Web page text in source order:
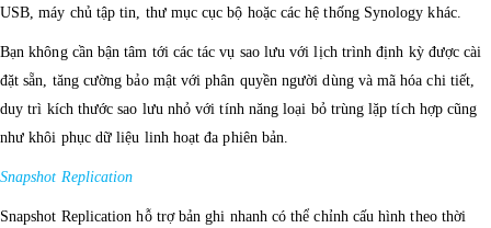
USB, máy chủ tập tin, thư mục cục bộ hoặc các hệ thống Synology khác.
Bạn không cần bận tâm tới các tác vụ sao lưu với lịch trình định kỳ được cài
đặt sẵn, tăng cường bảo mật với phân quyền người dùng và mã hóa chi tiết,
duy trì kích thước sao lưu nhỏ với tính năng loại bỏ trùng lặp tích hợp cũng
như khôi phục dữ liệu linh hoạt đa phiên bản.
Snapshot Replication
Snapshot Replication hỗ trợ bản ghi nhanh có thể chỉnh cấu hình theo thời